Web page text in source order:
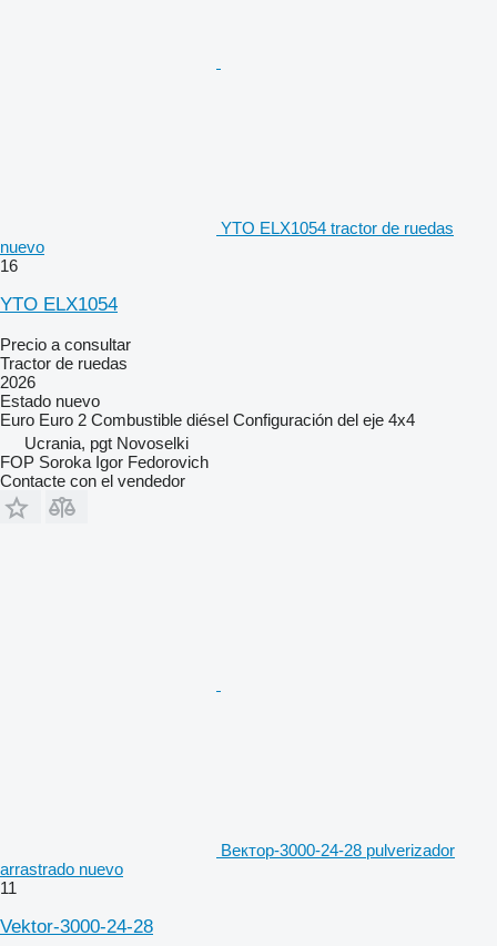
YTO ELX1054 tractor de ruedas
nuevo
16
YTO ELX1054
Precio a consultar
Tractor de ruedas
2026
Estado nuevo
Euro Euro 2 Combustible diésel Configuración del eje 4x4
Ucrania, pgt Novoselki
FOP Soroka Igor Fedorovich
Contacte con el vendedor
Вектор-3000-24-28 pulverizador
arrastrado nuevo
11
Vektor-3000-24-28